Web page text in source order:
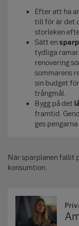
Efter att ha
till för är det
storleken
Sätt en
tydliga
renovering
sommarens
sin budget
trångmål.
Bygg på det
framtid.
ges
När sparplanen fallit
konsumtion.